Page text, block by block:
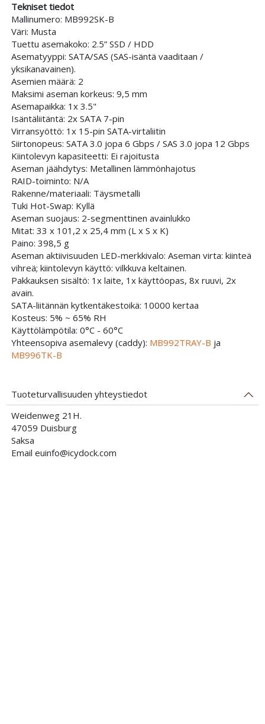
Tekniset tiedot
Mallinumero: MB992SK-B
Väri: Musta
Tuettu asemakoko: 2.5” SSD / HDD
Asematyyppi: SATA/SAS (SAS-isäntä vaaditaan /
yksikanavainen).
Asemien määrä: 2
Maksimi aseman korkeus: 9,5 mm
Asemapaikka: 1x 3.5"
Isäntäliitäntä: 2x SATA 7-pin
Virransyöttö: 1x 15-pin SATA-virtaliitin
Siirtonopeus: SATA 3.0 jopa 6 Gbps / SAS 3.0 jopa 12 Gbps
Kiintolevyn kapasiteetti: Ei rajoitusta
Aseman jäähdytys: Metallinen lämmönhajotus
RAID-toiminto: N/A
Rakenne/materiaali: Täysmetalli
Tuki Hot-Swap: Kyllä
Aseman suojaus: 2-segmenttinen avainlukko
Mitat: 33 x 101,2 x 25,4 mm (L x S x K)
Paino: 398,5 g
Aseman aktiivisuuden LED-merkkivalo: Aseman virta: kiinteä
vihreä; kiintolevyn käyttö: vilkkuva keltainen.
Pakkauksen sisältö: 1x laite, 1x käyttöopas, 8x ruuvi, 2x
avain.
SATA-liitännän kytkentäkestoikä: 10000 kertaa
Kosteus: 5% ~ 65% RH
Käyttölämpötila: 0°C - 60°C
Yhteensopiva asemalevy (caddy): MB992TRAY-B ja
MB996TK-B
Tuoteturvallisuuden yhteystiedot
Weidenweg 21H.
47059 Duisburg
Saksa
Email euinfo@icydock.com